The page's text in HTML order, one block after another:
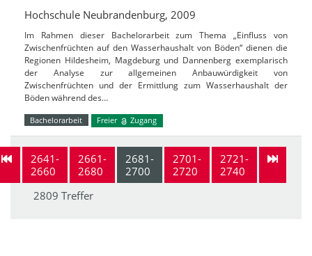
Hochschule Neubrandenburg, 2009
Im Rahmen dieser Bachelorarbeit zum Thema „Einfluss von
Zwischenfrüchten auf den Wasserhaushalt von Böden“ dienen die
Regionen Hildesheim, Magdeburg und Dannenberg exemplarisch
der Analyse zur allgemeinen Anbauwürdigkeit von
Zwischenfrüchten und der Ermittlung zum Wasserhaushalt der
Böden während des…
Bachelorarbeit Freier Zugang
2641-
2660
2661-
2680
2681-
2700
2701-
2720
2721-
2740
2809 Treffer